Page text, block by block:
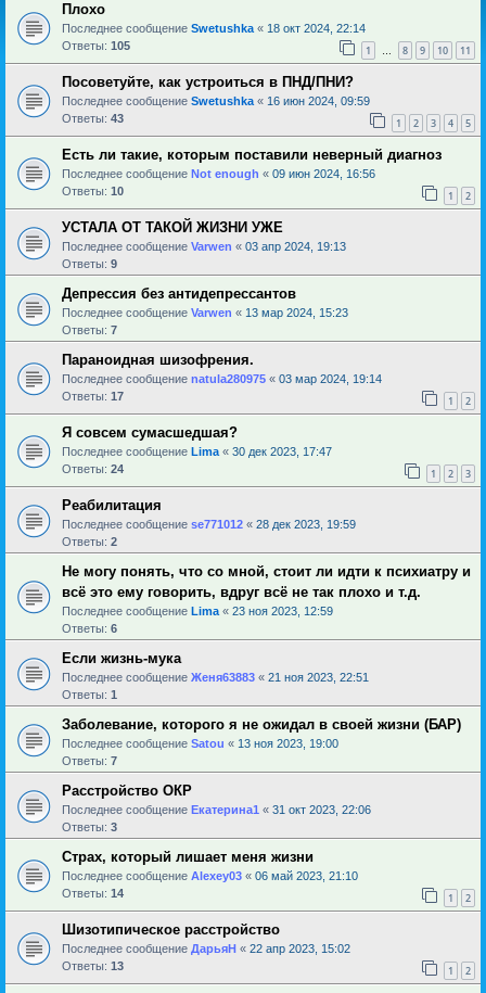
Плохо
Последнее сообщение Swetushka « 18 окт 2024, 22:14
Ответы: 105 1 … 8 9 10 11
Посоветуйте, как устроиться в ПНД/ПНИ?
Последнее сообщение Swetushka « 16 июн 2024, 09:59
Ответы: 43 1 2 3 4 5
Есть ли такие, которым поставили неверный диагноз
Последнее сообщение Not enough « 09 июн 2024, 16:56
Ответы: 10 1 2
УСТАЛА ОТ ТАКОЙ ЖИЗНИ УЖЕ
Последнее сообщение Varwen « 03 апр 2024, 19:13
Ответы: 9
Депрессия без антидепрессантов
Последнее сообщение Varwen « 13 мар 2024, 15:23
Ответы: 7
Параноидная шизофрения.
Последнее сообщение natula280975 « 03 мар 2024, 19:14
Ответы: 17 1 2
Я совсем сумасшедшая?
Последнее сообщение Lima « 30 дек 2023, 17:47
Ответы: 24 1 2 3
Реабилитация
Последнее сообщение se771012 « 28 дек 2023, 19:59
Ответы: 2
Не могу понять, что со мной, стоит ли идти к психиатру и
всё это ему говорить, вдруг всё не так плохо и т.д.
Последнее сообщение Lima « 23 ноя 2023, 12:59
Ответы: 6
Если жизнь-мука
Последнее сообщение Женя63883 « 21 ноя 2023, 22:51
Ответы: 1
Заболевание, которого я не ожидал в своей жизни (БАР)
Последнее сообщение Satou « 13 ноя 2023, 19:00
Ответы: 7
Расстройство ОКР
Последнее сообщение Екатерина1 « 31 окт 2023, 22:06
Ответы: 3
Страх, который лишает меня жизни
Последнее сообщение Alexey03 « 06 май 2023, 21:10
Ответы: 14 1 2
Шизотипическое расстройство
Последнее сообщение ДарьяН « 22 апр 2023, 15:02
Ответы: 13 1 2